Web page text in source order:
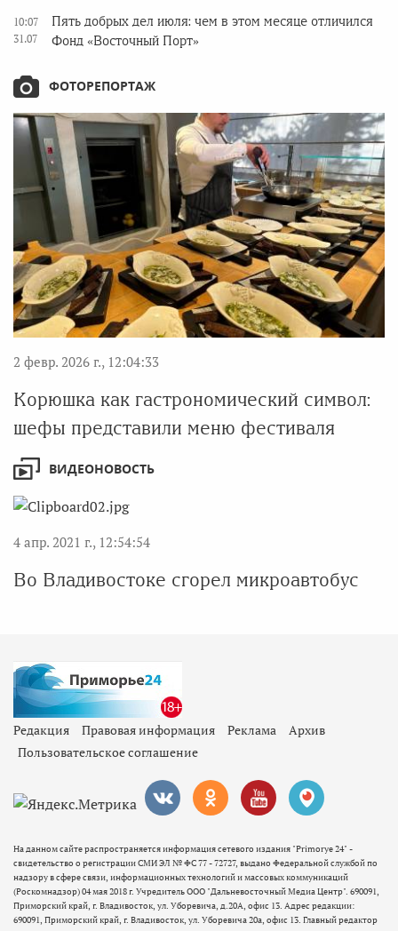
10:07
31.07
Пять добрых дел июля: чем в этом месяце отличился
Фонд «Восточный Порт»
ФОТОРЕПОРТАЖ
2 февр. 2026 г., 12:04:33
Корюшка как гастрономический символ:
шефы представили меню фестиваля
ВИДЕОНОВОСТЬ
4 апр. 2021 г., 12:54:54
Во Владивостоке сгорел микроавтобус
Редакция Правовая информация Реклама
Архив
Пользовательское соглашение
На данном сайте распространяется информация сетевого издания "Primorye 24" -
свидетельство о регистрации СМИ ЭЛ № ФС 77 - 72727, выдано Федеральной службой по
надзору в сфере связи, информационных технологий и массовых коммуникаций
(Роскомнадзор) 04 мая 2018 г. Учредитель ООО "Дальневосточный Медиа Центр". 690091,
Приморский край, г. Владивосток, ул. Уборевича, д.20А, офис 13. Адрес редакции:
690091, Приморский край, г. Владивосток, ул. Уборевича 20а, офис 13. Главный редактор